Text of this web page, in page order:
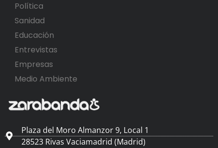
Política
Sanidad
Educación
Entrevistas
Empresas
Medio Ambiente
Plaza del Moro Almanzor 9, Local 1
28523 Rivas Vaciamadrid (Madrid)